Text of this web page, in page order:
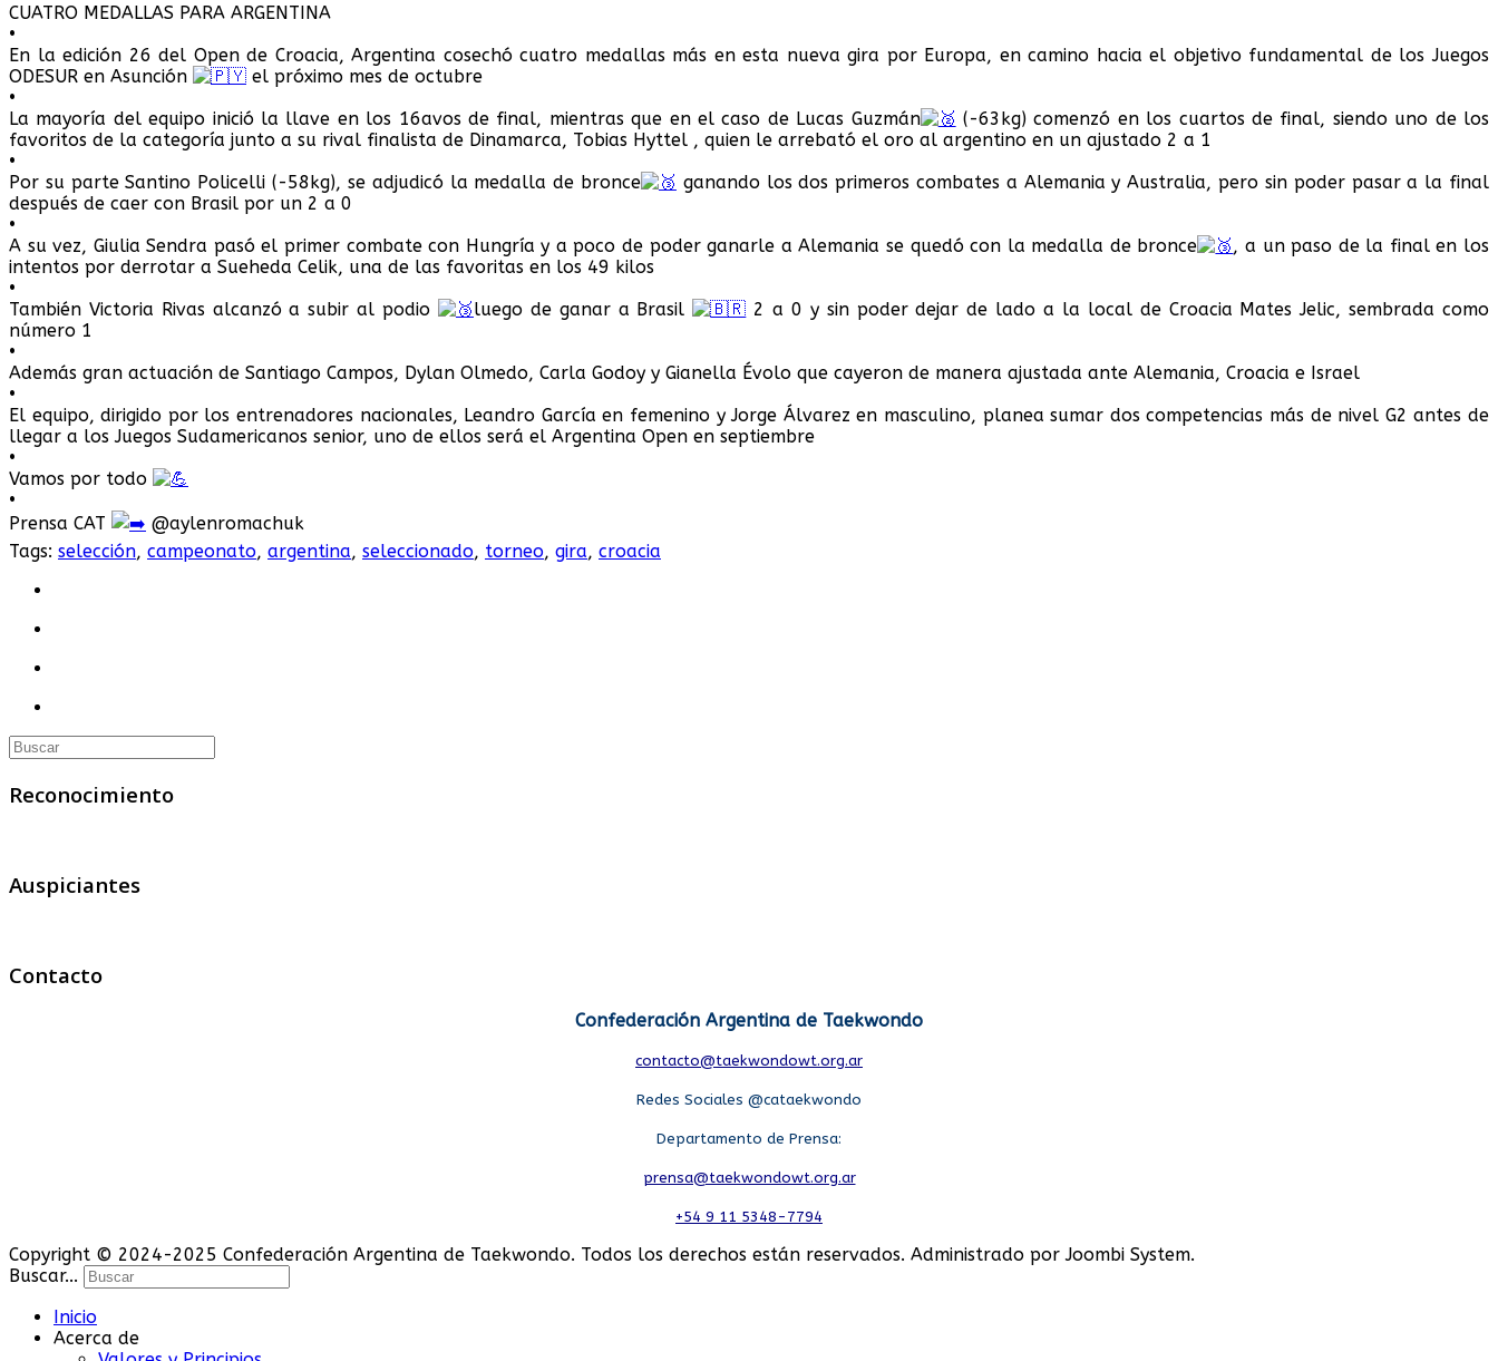
CUATRO MEDALLAS PARA ARGENTINA
•
En la edición 26 del Open de Croacia, Argentina cosechó cuatro medallas más en esta nueva gira por Europa, en camino hacia el objetivo fundamental de los Juegos
ODESUR en Asunción
el próximo mes de octubre
•
La mayoría del equipo inició la llave en los 16avos de final, mientras que en el caso de Lucas Guzmán
(-63kg) comenzó en los cuartos de final, siendo uno de los
favoritos de la categoría junto a su rival finalista de Dinamarca, Tobias Hyttel , quien le arrebató el oro al argentino en un ajustado 2 a 1
•
Por su parte Santino Policelli (-58kg), se adjudicó la medalla de bronce
ganando los dos primeros combates a Alemania y Australia, pero sin poder pasar a la final
después de caer con Brasil por un 2 a 0
•
A su vez, Giulia Sendra pasó el primer combate con Hungría y a poco de poder ganarle a Alemania se quedó con la medalla de bronce
, a un paso de la final en los
intentos por derrotar a Sueheda Celik, una de las favoritas en los 49 kilos
•
También Victoria Rivas alcanzó a subir al podio
luego de ganar a Brasil
2 a 0 y sin poder dejar de lado a la local de Croacia Mates Jelic, sembrada como
número 1
•
Además gran actuación de Santiago Campos, Dylan Olmedo, Carla Godoy y Gianella Évolo que cayeron de manera ajustada ante Alemania, Croacia e Israel
•
El equipo, dirigido por los entrenadores nacionales, Leandro García en femenino y Jorge Álvarez en masculino, planea sumar dos competencias más de nivel G2 antes de
llegar a los Juegos Sudamericanos senior, uno de ellos será el Argentina Open en septiembre
•
Vamos por todo
•
Prensa CAT
@aylenromachuk
Tags: selección, campeonato, argentina, seleccionado, torneo, gira, croacia
Reconocimiento
Auspiciantes
Contacto
Confederación Argentina de Taekwondo
contacto@taekwondowt.org.ar
Redes Sociales @cataekwondo
Departamento de Prensa:
prensa@taekwondowt.org.ar
+54 9 11 5348-7794
Copyright © 2024-2025 Confederación Argentina de Taekwondo. Todos los derechos están reservados. Administrado por Joombi System.
Buscar...
Inicio
Acerca de